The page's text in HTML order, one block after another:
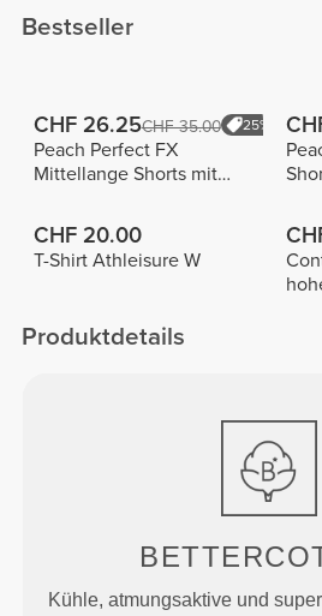
Bestseller
CHF 26.25CHF 35.00 25%
Peach Perfect FX
Mittellange Shorts mit
CHF 20.00
T-Shirt Athleisure W
Produktdetails
Kühle, atmungsaktive und